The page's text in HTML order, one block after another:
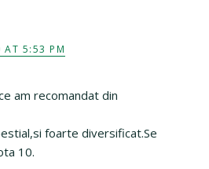
AT 5:53 PM
am recomandat din
foarte diversificat.Se
10.